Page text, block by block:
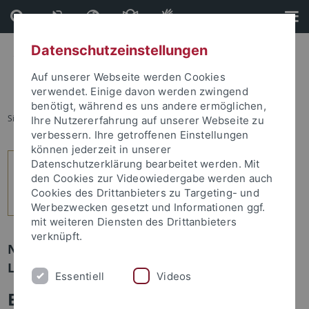
Direkt
zum
Inhalt
Direkt
zur
Fußleiste
Sie sind hier: Startseite ... 5
Newsletter Uni Tübingen aktuell Nr. 2/2025:
Leute
Ein rauer Weg vom Steinkohle-
Datenschutzeinstellungen
Auf unserer Webseite werden Cookies
verwendet. Einige davon werden zwingend
benötigt, während es uns andere ermöglichen,
Ihre Nutzererfahrung auf unserer Webseite zu
verbessern. Ihre getroffenen Einstellungen
können jederzeit in unserer
Datenschutzerklärung bearbeitet werden. Mit
den Cookies zur Videowiedergabe werden auch
Cookies des Drittanbieters zu Targeting- und
Werbezwecken gesetzt und Informationen ggf.
mit weiteren Diensten des Drittanbieters
verknüpft.
Essentiell Videos